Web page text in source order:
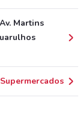
Martins